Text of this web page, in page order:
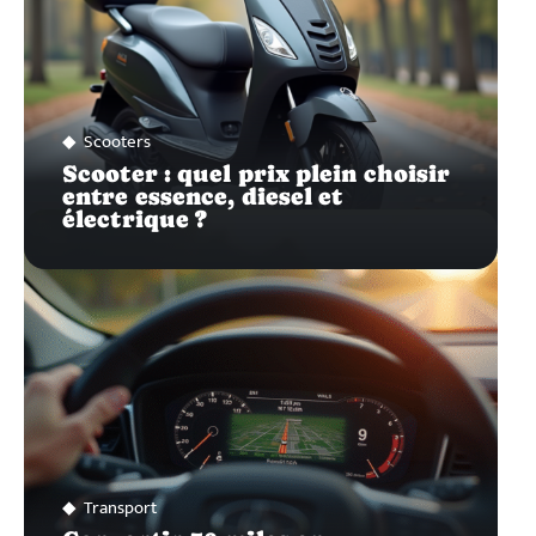
Scooters
Scooter : quel prix plein choisir
entre essence, diesel et
électrique ?
Transport